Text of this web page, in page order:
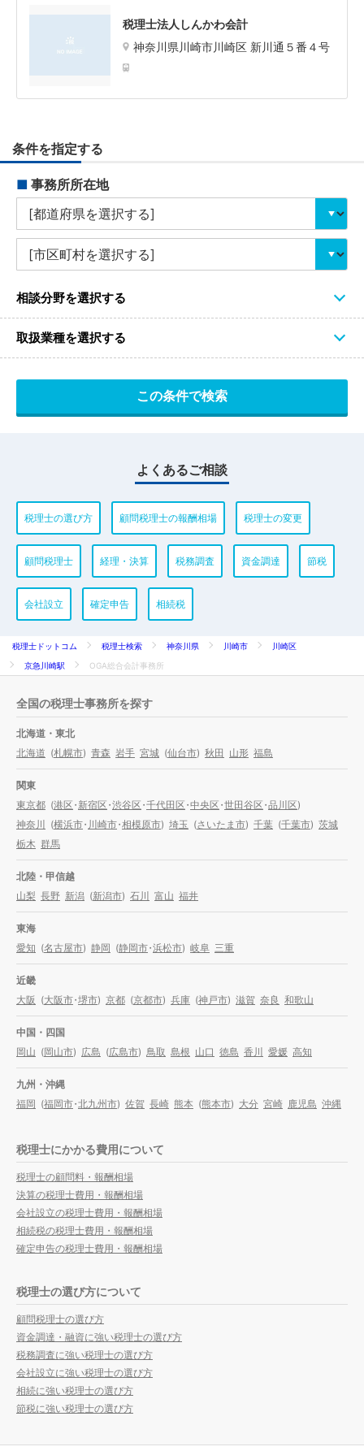
税理士法人しんかわ会計
神奈川県川崎市川崎区 新川通５番４号
条件を指定する
■ 事務所所在地
相談分野を選択する
取扱業種を選択する
よくあるご相談
税理士の選び方 顧問税理士の報酬相場 税理士の変更
顧問税理士 経理・決算 税務調査 資金調達 節税
会社設立 確定申告 相続税
税理士ドットコム 税理士検索 神奈川県 川崎市
川崎区
京急川崎駅
OGA総合会計事務所
全国の税理士事務所を探す
北海道・東北
北海道 (札幌市) 青森 岩手 宮城 (仙台市) 秋田 山形 福島
関東
東京都 (港区・新宿区・渋谷区・千代田区・中央区・世田谷区・品川区)
神奈川 (横浜市・川崎市・相模原市) 埼玉 (さいたま市) 千葉 (千葉市) 茨城
栃木 群馬
北陸・甲信越
山梨 長野 新潟 (新潟市) 石川 富山 福井
東海
愛知 (名古屋市) 静岡 (静岡市・浜松市) 岐阜 三重
近畿
大阪 (大阪市・堺市) 京都 (京都市) 兵庫 (神戸市) 滋賀 奈良 和歌山
中国・四国
岡山 (岡山市) 広島 (広島市) 鳥取 島根 山口 徳島 香川 愛媛 高知
九州・沖縄
福岡 (福岡市・北九州市) 佐賀 長崎 熊本 (熊本市) 大分 宮崎 鹿児島 沖縄
税理士にかかる費用について
税理士の顧問料・報酬相場
決算の税理士費用・報酬相場
会社設立の税理士費用・報酬相場
相続税の税理士費用・報酬相場
確定申告の税理士費用・報酬相場
税理士の選び方について
顧問税理士の選び方
資金調達・融資に強い税理士の選び方
税務調査に強い税理士の選び方
会社設立に強い税理士の選び方
相続に強い税理士の選び方
節税に強い税理士の選び方